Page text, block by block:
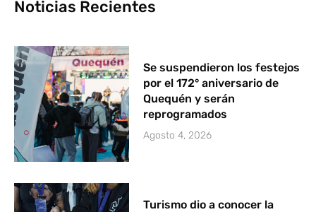
Noticias Recientes
Se suspendieron los festejos
por el 172° aniversario de
Quequén y serán
reprogramados
Agosto 4, 2026
Turismo dio a conocer la